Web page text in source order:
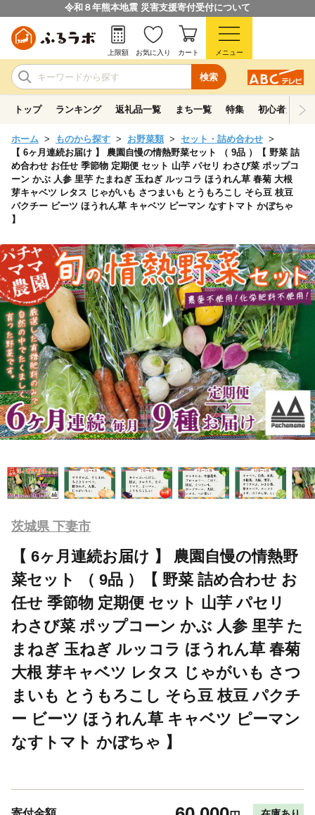
令和８年熊本地震 災害支援寄付受付について
検索
上限額 お気に入り カート メニュー
トップ ランキング 返礼品一覧 まち一覧 特集 初心者ガイド
ホーム ものから探す お野菜類
セット・詰め合わせ
【 6ヶ月連続お届け 】 農園自慢の情熱野菜セット （ 9品 ）【 野菜 詰
め合わせ お任せ 季節物 定期便 セット 山芋 パセリ わさび菜 ポップコ
ーン かぶ 人参 里芋 たまねぎ 玉ねぎ ルッコラ ほうれん草 春菊 大根
芽キャベツ レタス じゃがいも さつまいも とうもろこし そら豆 枝豆
パクチー ビーツ ほうれん草 キャベツ ピーマン なすトマト かぼちゃ
】
茨城県 下妻市
【 6ヶ月連続お届け 】 農園自慢の情熱野
菜セット （ 9品 ）【 野菜 詰め合わせ お
任せ 季節物 定期便 セット 山芋 パセリ
わさび菜 ポップコーン かぶ 人参 里芋 た
まねぎ 玉ねぎ ルッコラ ほうれん草 春菊
大根 芽キャベツ レタス じゃがいも さつ
まいも とうもろこし そら豆 枝豆 パクチ
ー ビーツ ほうれん草 キャベツ ピーマン
なすトマト かぼちゃ 】